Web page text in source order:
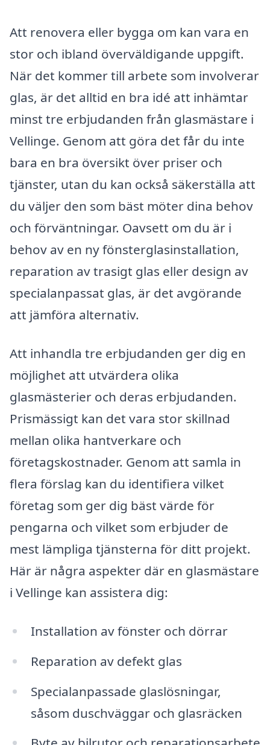
Att renovera eller bygga om kan vara en
stor och ibland överväldigande uppgift.
När det kommer till arbete som involverar
glas, är det alltid en bra idé att inhämtar
minst tre erbjudanden från glasmästare i
Vellinge. Genom att göra det får du inte
bara en bra översikt över priser och
tjänster, utan du kan också säkerställa att
du väljer den som bäst möter dina behov
och förväntningar. Oavsett om du är i
behov av en ny fönsterglasinstallation,
reparation av trasigt glas eller design av
specialanpassat glas, är det avgörande
att jämföra alternativ.
Att inhandla tre erbjudanden ger dig en
möjlighet att utvärdera olika
glasmästerier och deras erbjudanden.
Prismässigt kan det vara stor skillnad
mellan olika hantverkare och
företagskostnader. Genom att samla in
flera förslag kan du identifiera vilket
företag som ger dig bäst värde för
pengarna och vilket som erbjuder de
mest lämpliga tjänsterna för ditt projekt.
Här är några aspekter där en glasmästare
i Vellinge kan assistera dig:
Installation av fönster och dörrar
Reparation av defekt glas
Specialanpassade glaslösningar,
såsom duschväggar och glasräcken